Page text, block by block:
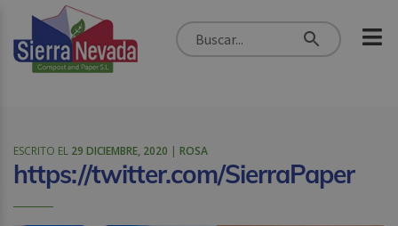
ESCRITO EL 29 DICIEMBRE, 2020 | ROSA
https://twitter.com/SierraPaper